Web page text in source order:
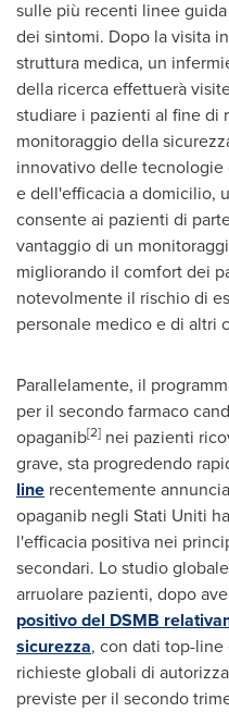
sulle più recenti linee
dei sintomi. Dopo la visita
struttura medica, un
della ricerca effettuerà
studiare i pazienti al fine di
monitoraggio della
innovativo delle
e dell'efficacia a domicilio,
consente ai pazienti di
vantaggio di un
migliorando il comfort dei
notevolmente il rischio di
personale medico e di altri
Parallelamente, il
per il secondo farmaco
opaganib[2] nei pazienti
grave, sta progredendo
line recentemente
opaganib negli Stati Uniti
l'efficacia positiva nei
secondari. Lo studio
arruolare pazienti, dopo
positivo del DSMB
sicurezza, con dati top-
richieste globali di
previste per il secondo